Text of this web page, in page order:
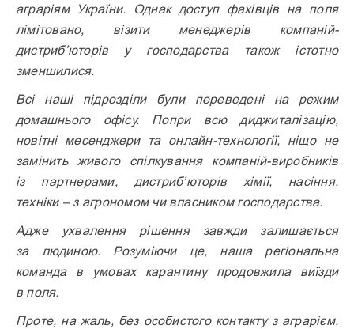
аграріям України. Однак доступ фахівців на поля
лімітовано, візити менеджерів компаній-
дистриб’юторів у господарства також істотно
зменшилися.
Всі наші підрозділи були переведені на режим
домашнього офісу. Попри всю диджиталізацію,
новітні месенджери та онлайн-технології, ніщо не
замінить живого спілкування компаній-виробників
із партнерами, дистриб’юторів хімії, насіння,
техніки – з агрономом чи власником господарства.
Адже ухвалення рішення завжди залишається
за людиною. Розуміючи це, наша регіональна
команда в умовах карантину продовжила виїзди
в поля.
Проте, на жаль, без особистого контакту з аграрієм.